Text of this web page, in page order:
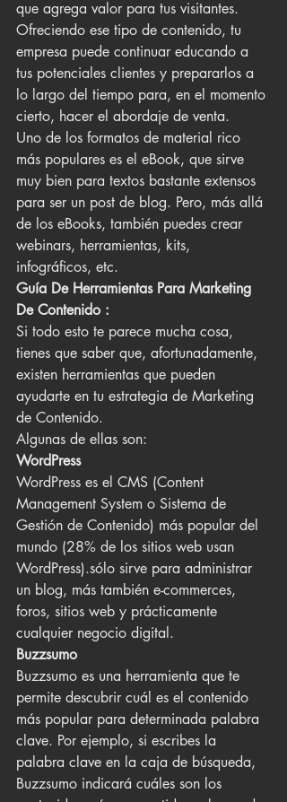
que agrega valor para tus visitantes.
Ofreciendo ese tipo de contenido, tu
empresa puede continuar educando a
tus potenciales clientes y prepararlos a
lo largo del tiempo para, en el momento
cierto, hacer el abordaje de venta.
Uno de los formatos de material rico
más populares es el eBook, que sirve
muy bien para textos bastante extensos
para ser un post de blog. Pero, más allá
de los eBooks, también puedes crear
webinars, herramientas, kits,
infográficos, etc.
Guía De Herramientas Para Marketing
De Contenido :
Si todo esto te parece mucha cosa,
tienes que saber que, afortunadamente,
existen herramientas que pueden
ayudarte en tu estrategia de Marketing
de Contenido.
Algunas de ellas son:
WordPress
WordPress es el CMS (Content
Management System o Sistema de
Gestión de Contenido) más popular del
mundo (28% de los sitios web usan
WordPress).sólo sirve para administrar
un blog, más también e-commerces,
foros, sitios web y prácticamente
cualquier negocio digital.
Buzzsumo
Buzzsumo es una herramienta que te
permite descubrir cuál es el contenido
más popular para determinada palabra
clave. Por ejemplo, si escribes la
palabra clave en la caja de búsqueda,
Buzzsumo indicará cuáles son los